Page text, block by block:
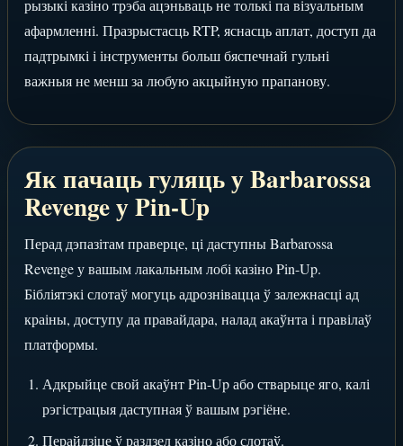
рызыкі казіно трэба ацэньваць не толькі па візуальным
афармленні. Празрыстасць RTP, яснасць аплат, доступ да
падтрымкі і інструменты больш бяспечнай гульні
важныя не менш за любую акцыйную прапанову.
Як пачаць гуляць у Barbarossa
Revenge у Pin-Up
Перад дэпазітам праверце, ці даступны Barbarossa
Revenge у вашым лакальным лобі казіно Pin-Up.
Бібліятэкі слотаў могуць адрознівацца ў залежнасці ад
краіны, доступу да правайдара, налад акаўнта і правілаў
платформы.
Адкрыйце свой акаўнт Pin-Up або стварыце яго, калі
рэгістрацыя даступная ў вашым рэгіёне.
Перайдзіце ў раздзел казіно або слотаў.